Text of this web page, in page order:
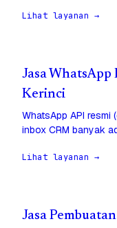
Lihat layanan →
Jasa WhatsApp
Kerinci
WhatsApp API resmi
inbox CRM banyak
Lihat layanan →
Jasa